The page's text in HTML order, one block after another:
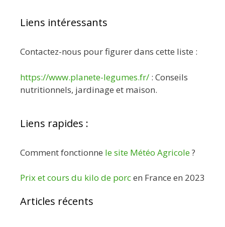
Liens intéressants
Contactez-nous pour figurer dans cette liste :
https://www.planete-legumes.fr/ : Conseils
nutritionnels, jardinage et maison.
Liens rapides :
Comment fonctionne le site Météo Agricole?
Prix et cours du kilo de porcen France en 2023
Articles récents